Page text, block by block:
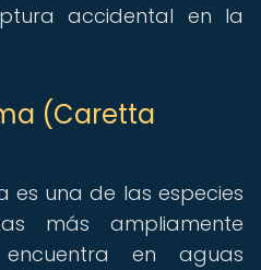
accidental en la
(Caretta
es una de las especies
más ampliamente
en aguas